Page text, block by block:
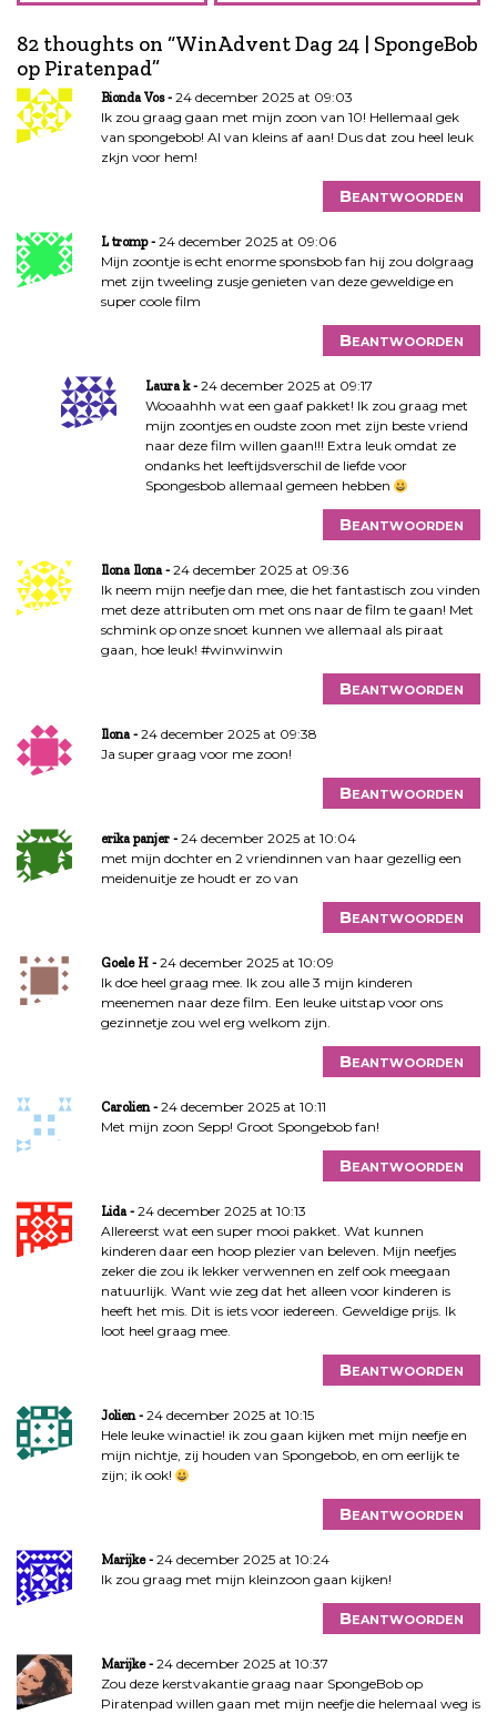
i
c
h
t
n
a
a
t
i
82 thoughts on “WinAdvent Dag 24 | SpongeBob
op Piratenpad”
Bionda Vos
24 december 2025 at 09:03
Ik zou graag gaan met mijn zoon van 10! Hellemaal gek
van spongebob! Al van kleins af aan! Dus dat zou heel leuk
zkjn voor hem!
Beantwoorden
L tromp
24 december 2025 at 09:06
Mijn zoontje is echt enorme sponsbob fan hij zou dolgraag
met zijn tweeling zusje genieten van deze geweldige en
super coole film
Beantwoorden
Laura k
24 december 2025 at 09:17
Wooaahhh wat een gaaf pakket! Ik zou graag met
mijn zoontjes en oudste zoon met zijn beste vriend
naar deze film willen gaan!!! Extra leuk omdat ze
ondanks het leeftijdsverschil de liefde voor
Spongesbob allemaal gemeen hebben
Beantwoorden
Ilona Ilona
24 december 2025 at 09:36
Ik neem mijn neefje dan mee, die het fantastisch zou vinden
met deze attributen om met ons naar de film te gaan! Met
schmink op onze snoet kunnen we allemaal als piraat
gaan, hoe leuk! #winwinwin
Beantwoorden
Ilona
24 december 2025 at 09:38
Ja super graag voor me zoon!
Beantwoorden
erika panjer
24 december 2025 at 10:04
met mijn dochter en 2 vriendinnen van haar gezellig een
meidenuitje ze houdt er zo van
Beantwoorden
Goele H
24 december 2025 at 10:09
Ik doe heel graag mee. Ik zou alle 3 mijn kinderen
meenemen naar deze film. Een leuke uitstap voor ons
gezinnetje zou wel erg welkom zijn.
Beantwoorden
Carolien
24 december 2025 at 10:11
Met mijn zoon Sepp! Groot Spongebob fan!
Beantwoorden
Lida
24 december 2025 at 10:13
Allereerst wat een super mooi pakket. Wat kunnen
kinderen daar een hoop plezier van beleven. Mijn neefjes
zeker die zou ik lekker verwennen en zelf ook meegaan
natuurlijk. Want wie zeg dat het alleen voor kinderen is
heeft het mis. Dit is iets voor iedereen. Geweldige prijs. Ik
loot heel graag mee.
Beantwoorden
Jolien
24 december 2025 at 10:15
Hele leuke winactie! ik zou gaan kijken met mijn neefje en
mijn nichtje, zij houden van Spongebob, en om eerlijk te
zijn; ik ook!
Beantwoorden
Marijke
24 december 2025 at 10:24
Ik zou graag met mijn kleinzoon gaan kijken!
Beantwoorden
Marijke
24 december 2025 at 10:37
Zou deze kerstvakantie graag naar SpongeBob op
Piratenpad willen gaan met mijn neefje die helemaal weg is